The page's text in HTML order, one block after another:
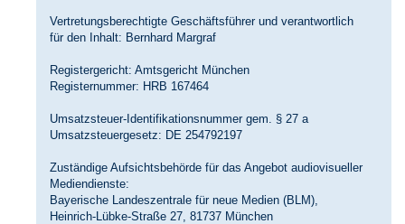
Vertretungsberechtigte Geschäftsführer und verantwortlich
für den Inhalt: Bernhard Margraf
Registergericht: Amtsgericht München
Registernummer: HRB 167464
Umsatzsteuer-Identifikationsnummer gem. § 27 a
Umsatzsteuergesetz: DE 254792197
Zuständige Aufsichtsbehörde für das Angebot audiovisueller
Mediendienste:
Bayerische Landeszentrale für neue Medien (BLM),
Heinrich-Lübke-Straße 27, 81737 München